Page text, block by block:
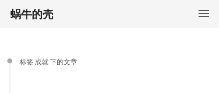
蜗牛的壳
标签 成就 下的文章